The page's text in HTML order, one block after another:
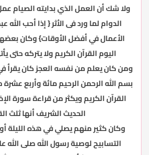
ولا شك أن العمل الذي بدايته الصيام
الدوام لما ورد فى الأثر { إذا أحب
الأعمال في أفضل الأوقات} وكان
اليوم القرآن الكريم ولا يتركه حتى
ومن كان يعلم من نفسه العجز كان يقرأ
بسم الله الرحمن الرحيم مائة وأربع
القرآن الكريم ويكثر من قراءة سورة
الحديث الشريف أنها ثلث
وكان كثير منهم يصلي في هذه الليلة
التسابيح لوصية رسول الله صلى الله